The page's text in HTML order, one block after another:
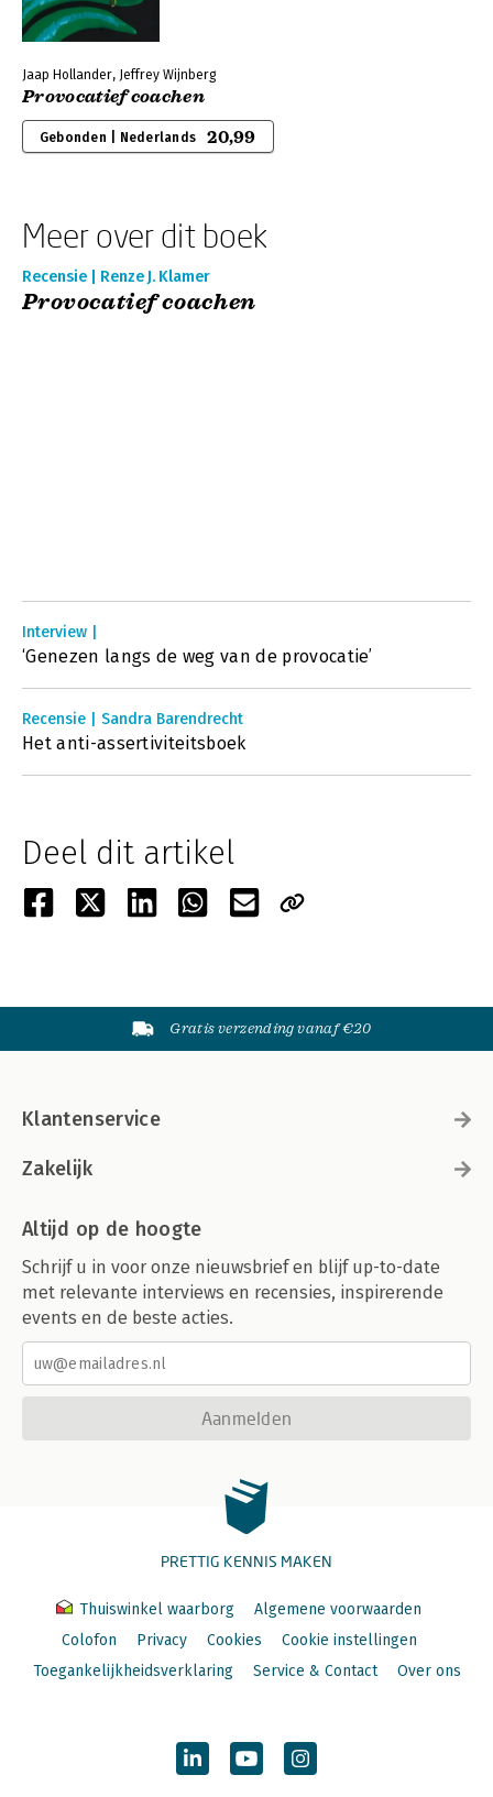
Jaap Hollander, Jeffrey Wijnberg
Provocatief coachen
Gebonden | Nederlands 20,99
Meer over dit boek
Recensie | Renze J. Klamer
Provocatief coachen
Interview |
‘Genezen langs de weg van de provocatie’
Recensie | Sandra Barendrecht
Het anti-assertiviteitsboek
Deel dit artikel
Gratis verzending vanaf €20
Klantenservice
Zakelijk
Altijd op de hoogte
Schrijf u in voor onze nieuwsbrief en blijf up-to-date
met relevante interviews en recensies, inspirerende
events en de beste acties.
Aanmelden
PRETTIG KENNIS MAKEN
Thuiswinkel waarborg
Algemene voorwaarden
Colofon
Privacy Cookies
Cookie instellingen
Toegankelijkheidsverklaring
Service & Contact Over ons